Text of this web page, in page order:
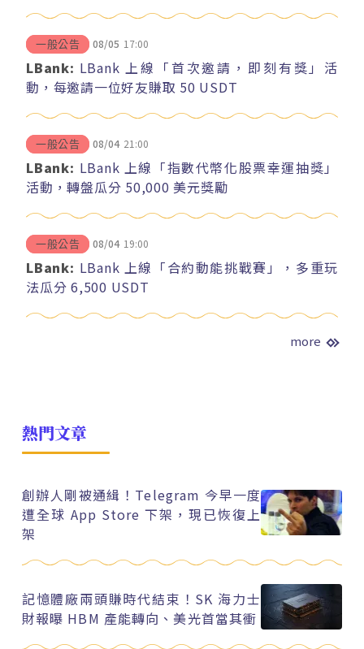
一般公告 08/05 17:00
LBank: LBank 上線「首次邀請，即刻有獎」活
動，每邀請一位好友賺取 50 USDT
一般公告 08/04 21:00
LBank: LBank 上線「指數代幣化股票幸運抽獎」
活動，轉盤瓜分 50,000 美元獎勵
一般公告 08/04 19:00
LBank: LBank 上線「合約動能挑戰賽」，多重玩
法瓜分 6,500 USDT
more
熱門文章
創辦人剛被通緝！Telegram 今早一度
遭全球 App Store 下架，現已恢復上
架
記憶體廠兩頭賺時代結束！SK 海力士
財報曝 HBM 產能轉向、美光首當其衝